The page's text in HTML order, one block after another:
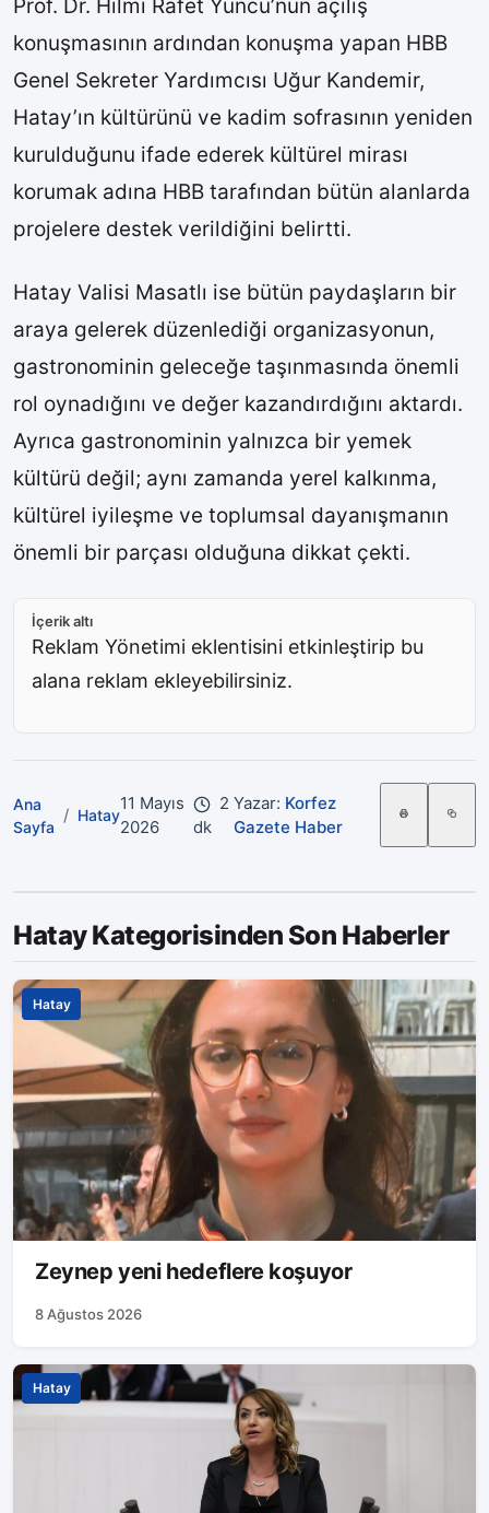
Prof. Dr. Hilmi Rafet Yüncü’nün açılış
konuşmasının ardından konuşma yapan HBB
Genel Sekreter Yardımcısı Uğur Kandemir,
Hatay’ın kültürünü ve kadim sofrasının yeniden
kurulduğunu ifade ederek kültürel mirası
korumak adına HBB tarafından bütün alanlarda
projelere destek verildiğini belirtti.
Hatay Valisi Masatlı ise bütün paydaşların bir
araya gelerek düzenlediği organizasyonun,
gastronominin geleceğe taşınmasında önemli
rol oynadığını ve değer kazandırdığını aktardı.
Ayrıca gastronominin yalnızca bir yemek
kültürü değil; aynı zamanda yerel kalkınma,
kültürel iyileşme ve toplumsal dayanışmanın
önemli bir parçası olduğuna dikkat çekti.
İçerik altı
Reklam Yönetimi eklentisini etkinleştirip bu
alana reklam ekleyebilirsiniz.
Ana
Sayfa
/ Hatay
11 Mayıs
2026
2
dk
Yazar: Korfez
Gazete Haber
Hatay Kategorisinden Son Haberler
Hatay
Zeynep yeni hedeflere koşuyor
8 Ağustos 2026
Hatay